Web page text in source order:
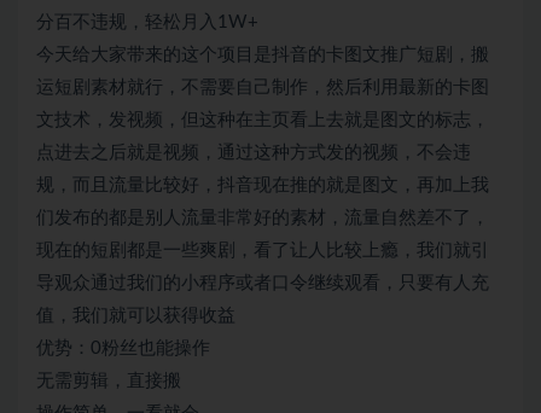
分百不违规，轻松月入1W+
今天给大家带来的这个项目是抖音的卡图文推广短剧，搬
运短剧素材就行，不需要自己制作，然后利用最新的卡图
文技术，发视频，但这种在主页看上去就是图文的标志，
点进去之后就是视频，通过这种方式发的视频，不会违
规，而且流量比较好，抖音现在推的就是图文，再加上我
们发布的都是别人流量非常好的素材，流量自然差不了，
现在的短剧都是一些爽剧，看了让人比较上瘾，我们就引
导观众通过我们的小程序或者口令继续观看，只要有人充
值，我们就可以获得收益
优势：0粉丝也能操作
无需剪辑，直接搬